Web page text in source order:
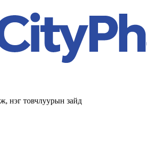
нэг товчлуурын зайд